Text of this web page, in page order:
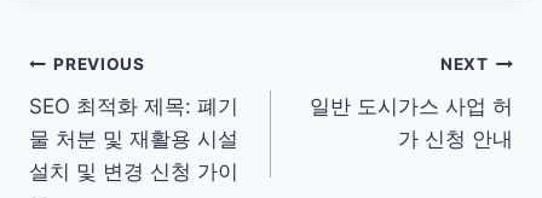
글
탐
색
PREVIOUS
SEO 최적화 제목: 폐기
물 처분 및 재활용 시설
설치 및 변경 신청 가이
NEXT
일반 도시가스 사업 허
가 신청 안내